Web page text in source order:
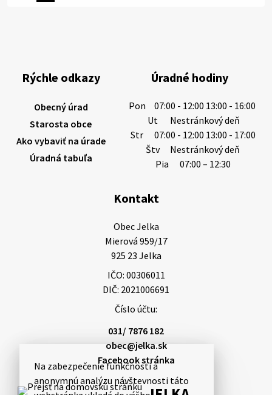
Na zabezpečenie funkčnosti a
anonymnú analýzu návštevnosti táto
výdatnosti vodárenských zdrojov.
Západoslovenská vodárenská spoločnosť preto
6. augusta 2026 08:12
5. augusta 2026 13:10
Smútočný oznam: 05.08.2026 1/ Vážení obyvatelia!S
hlbokým zármutkom Vám oznamujeme, že vo veku
73 rokov nás opustila Irena Tanková, rodená
Tanková. Pohreb zosnulej bude dňa 6.08.20…
5. augusta 2026 12:59
Miestne oznamy: 03.08.2026
Smútočné oznamy: 03.08.2026 1/ Vážení obyvatelia!S
Rýchle odkazy
Obecný úrad
Starosta obce
Ako vybaviť na úrade
Úradná tabuľa
Úradné hodiny
Pon
07:00 - 12:00 13:00 - 16:00
Ut
Nestránkový deň
Str
07:00 - 12:00 13:00 - 17:00
Štv
Nestránkový deň
Pia
07:00 – 12:30
Kontakt
Obec Jelka
Mierová 959/17
925 23 Jelka
IČO: 00306011
DIČ: 2021006691
Číslo účtu:
031/ 7876 182
obec@jelka.sk
Facebook stránka